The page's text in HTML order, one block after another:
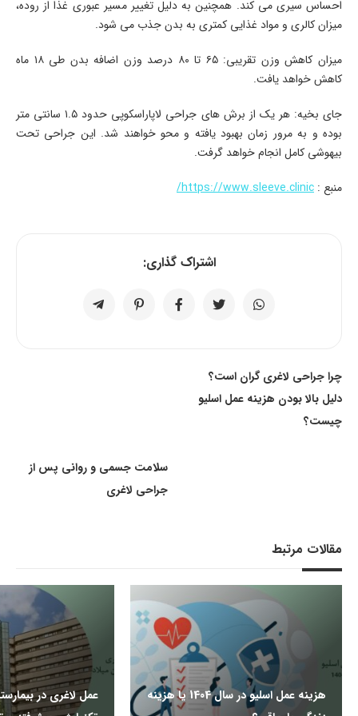
احساس سیری می کند. همچنین به دلیل تغییر مسیر عبوری غذا از روده،
میزان کالری و مواد غذایی کمتری به بدن جذب می شود.
میزان کاهش وزن تقریبی: ۶۵ تا ۸۰ درصد وزن اضافه بدن طی ۱۸ ماه
کاهش خواهد یافت.
جای بخیه: هر یک از برش های جراحی لاپاراسکوپی حدود ۱.۵ سانتی متر
بوده و به مرور زمان بهبود یافته و محو خواهند شد. این جراحی تحت
بیهوشی کامل انجام خواهد گرفت.
منبع : https://www.sleeve.clinic/
اشتراک گذاری:
چرا جراحی لاغری گران است؟
دلیل بالا بودن هزینه عمل اسلیو
چیست؟
سلامت جسمی و روانی پس از
جراحی لاغری
مقالات مرتبط
هزینه عمل اسلیو در سال 1404 یا هزینه
عمل لاغری در